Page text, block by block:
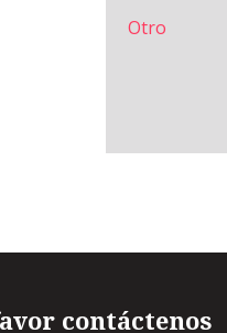
Otro
contáctenos